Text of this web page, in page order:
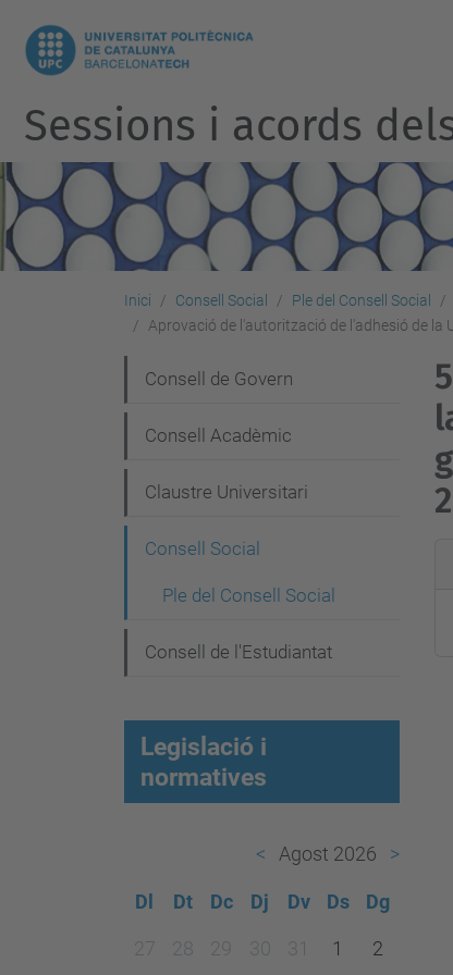
Sessions i acords
Inici Consell Social Ple del Consell Social
Aprovació de l'autorització de l'adhesió de la
a
v
g
i
ó
Consell de Govern
Consell Acadèmic
Claustre Universitari
Consell Social
Ple del Consell Social
Consell de l'Estudiantat
Legislació i
normatives
Agost 2026
m
Dl Dt Dc Dj Dv Ds Dg
27 28 29 30 31 1
2